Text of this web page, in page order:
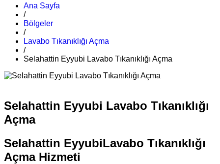
Ana Sayfa
/
Bölgeler
/
Lavabo Tıkanıklığı Açma
/
Selahattin Eyyubi Lavabo Tıkanıklığı Açma
Selahattin Eyyubi Lavabo Tıkanıklığı
Açma
Selahattin EyyubiLavabo Tıkanıklığı
Açma Hizmeti